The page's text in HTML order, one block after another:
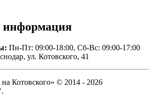
информация
Пн-Пт: 09:00-18:00, Сб-Вс: 09:00-17:00
ул. Котовского, 41
Котовского» © 2014 - 2026